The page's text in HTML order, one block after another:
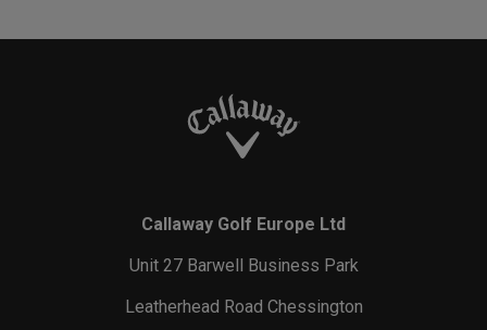
Callaway Golf Europe Ltd
Unit 27 Barwell Business Park
Leatherhead Road Chessington